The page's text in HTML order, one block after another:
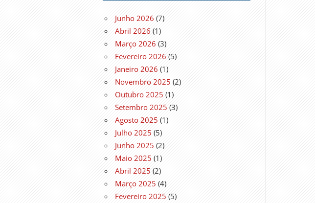
Junho 2026 (7)
Abril 2026 (1)
Março 2026 (3)
Fevereiro 2026 (5)
Janeiro 2026 (1)
Novembro 2025 (2)
Outubro 2025 (1)
Setembro 2025 (3)
Agosto 2025 (1)
Julho 2025 (5)
Junho 2025 (2)
Maio 2025 (1)
Abril 2025 (2)
Março 2025 (4)
Fevereiro 2025 (5)